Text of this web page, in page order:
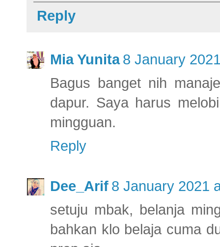
Reply
Mia Yunita 8 January
Bagus banget nih
dapur. Saya harus
mingguan.
Reply
Dee_Arif 8 January 2021
setuju mbak, belanja
bahkan klo belaja cuma